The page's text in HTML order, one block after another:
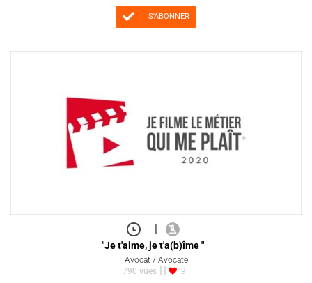
S'ABONNER
"Je t'aime, je t'a(b)îme "
Avocat / Avocate
790 vues
9